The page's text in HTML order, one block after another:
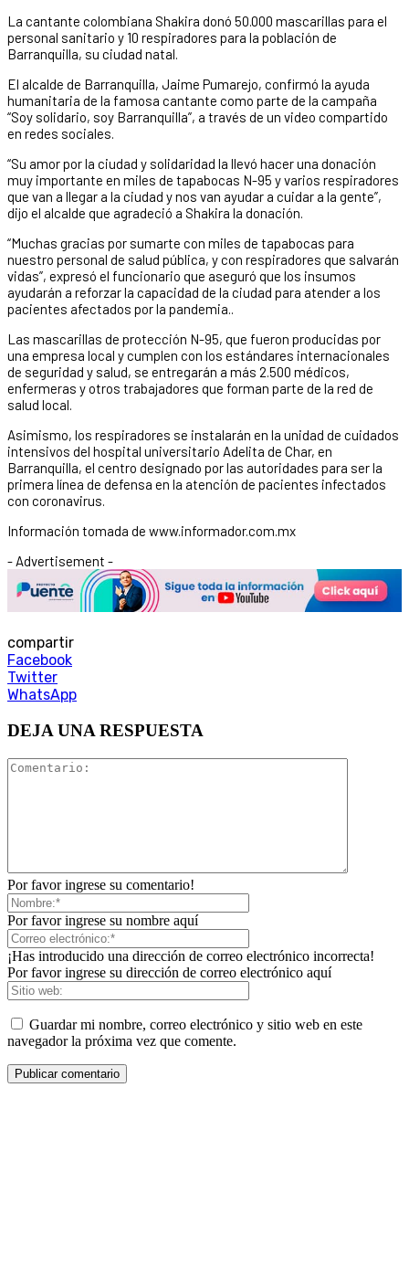
La cantante colombiana Shakira donó 50.000 mascarillas para el
personal sanitario y 10 respiradores para la población de
Barranquilla, su ciudad natal.
El alcalde de Barranquilla, Jaime Pumarejo, confirmó la ayuda
humanitaria de la famosa cantante como parte de la campaña
“Soy solidario, soy Barranquilla”, a través de un video compartido
en redes sociales.
“Su amor por la ciudad y solidaridad la llevó hacer una donación
muy importante en miles de tapabocas N-95 y varios respiradores
que van a llegar a la ciudad y nos van ayudar a cuidar a la gente”,
dijo el alcalde que agradeció a Shakira la donación.
“Muchas gracias por sumarte con miles de tapabocas para
nuestro personal de salud pública, y con respiradores que salvarán
vidas”, expresó el funcionario que aseguró que los insumos
ayudarán a reforzar la capacidad de la ciudad para atender a los
pacientes afectados por la pandemia..
Las mascarillas de protección N-95, que fueron producidas por
una empresa local y cumplen con los estándares internacionales
de seguridad y salud, se entregarán a más 2.500 médicos,
enfermeras y otros trabajadores que forman parte de la red de
salud local.
Asimismo, los respiradores se instalarán en la unidad de cuidados
intensivos del hospital universitario Adelita de Char, en
Barranquilla, el centro designado por las autoridades para ser la
primera línea de defensa en la atención de pacientes infectados
con coronavirus.
Información tomada de www.informador.com.mx
- Advertisement -
compartir
Facebook
Twitter
WhatsApp
DEJA UNA RESPUESTA
Por favor ingrese su comentario!
Por favor ingrese su nombre aquí
¡Has introducido una dirección de correo electrónico incorrecta!
Por favor ingrese su dirección de correo electrónico aquí
Guardar mi nombre, correo electrónico y sitio web en este
navegador la próxima vez que comente.